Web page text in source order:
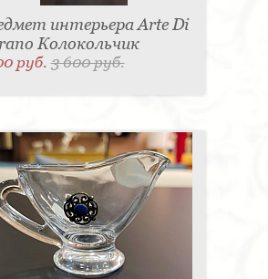
интерьера Arte Di
Колокольчик
руб.3 600 руб.